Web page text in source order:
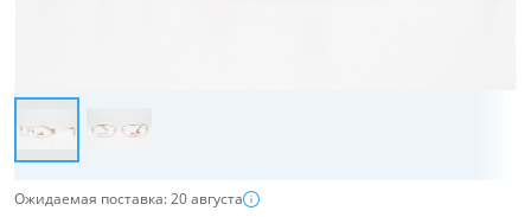
Ожидаемая поставка: 20 августа